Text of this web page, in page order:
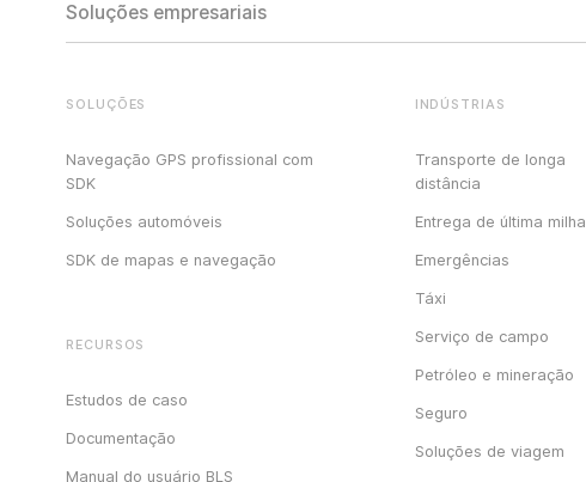
Soluções empresariais
SOLUÇÕES
Navegação GPS profissional com
SDK
Soluções automóveis
SDK de mapas e navegação
RECURSOS
Estudos de caso
Documentação
Manual do usuário BLS
INDÚSTRIAS
Transporte de longa
distância
Entrega de última milha
Emergências
Táxi
Serviço de campo
Petróleo e mineração
Seguro
Soluções de viagem